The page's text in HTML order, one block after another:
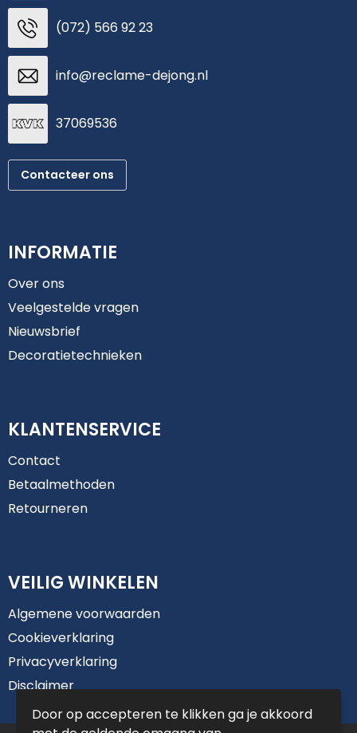
(072) 566 92 23
info@reclame-dejong.nl
37069536
Contacteer ons
INFORMATIE
Over ons
Veelgestelde vragen
Nieuwsbrief
Decoratietechnieken
KLANTENSERVICE
Contact
Betaalmethoden
Retourneren
VEILIG WINKELEN
Algemene voorwaarden
Cookieverklaring
Privacyverklaring
Disclaimer
Door op accepteren te klikken ga je akkoord